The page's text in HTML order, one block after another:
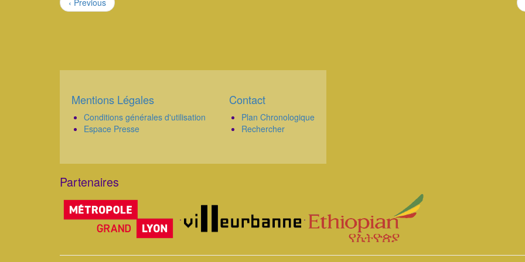
précédente
‹ Previous
Corps
Mentions Légales
Conditions générales d'utilisation
Espace Presse
Corps
Contact
Plan Chronologique
Rechercher
Partenaires
Corps
.
.